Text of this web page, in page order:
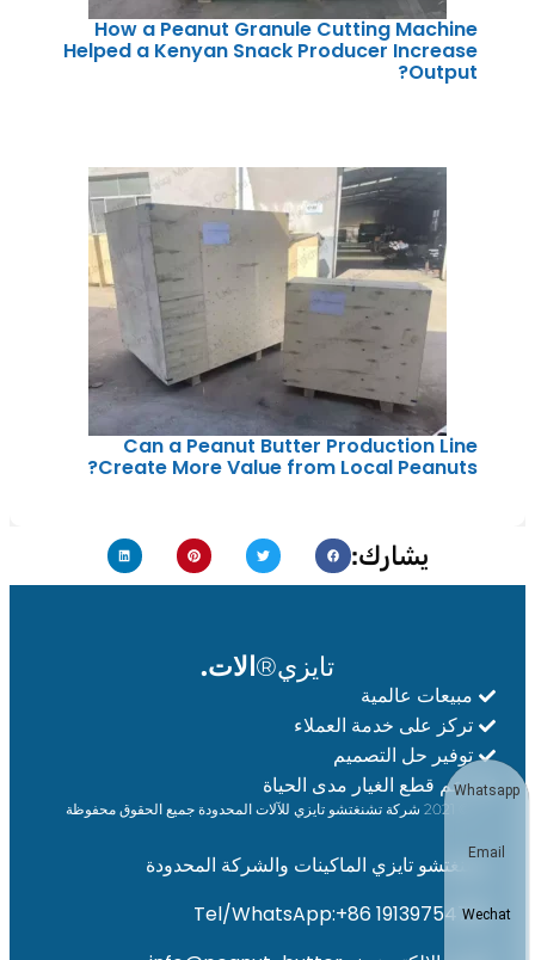
How a Peanut Granule Cutting Machine
Helped a Kenyan Snack Producer Increase
Output?
Can a Peanut Butter Production Line
Create More Value from Local Peanuts?
يشارك:
تايزي®الات.
مبيعات عالمية
تركز على خدمة العملاء
توفير حل التصميم
دعم قطع الغيار مدى الحياة
تشنغتشو تايزي الماكينات والشركة المحدودة
Tel/WhatsApp:+86 19139754781
Whatsapp
Email
Wechat